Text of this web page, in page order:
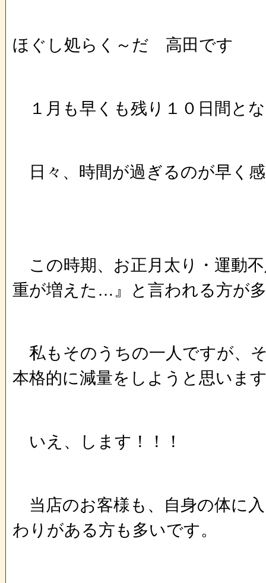
ほぐし処らく～だ 高田です
１月も早くも残り１０日間と
日々、時間が過ぎるのが早く
この時期、お正月太り・運動
重が増えた…』と言われる方が
私もそのうちの一人ですが、
本格的に減量をしようと思いま
いえ、します！！！
当店のお客様も、自身の体に
わりがある方も多いです。